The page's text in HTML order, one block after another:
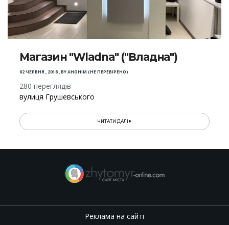
Магазин "Wladna" ("Владна")
02 ЧЕРВНЯ , 2018,BYАНОНІМ (НЕ ПЕРЕВІРЕНО)
280 переглядів
вулиця Грушевського
ЧИТАТИ ДАЛІ
Реклама на сайті